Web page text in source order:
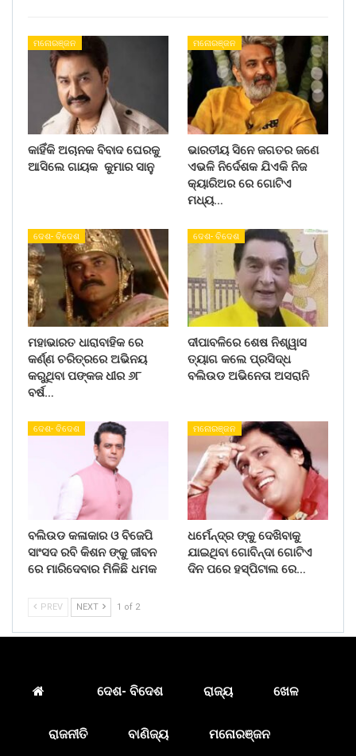
ମନୋରଞ୍ଜନ
କାହିଁକି ଅଚାନକ ବିବାଦ ଘେରକୁ
ଆସିଲେ ଗାୟକ କୁମାର ସାନୁ
ମନୋରଞ୍ଜନ
ଭାରତୀୟ ସିନେ ଜଗତର ଜଣେ
ଏଭଳି ନିର୍ଦେଶକ ଯିଏକି ନିଜ
କ୍ୟାରିଅର ରେ ଗୋଟିଏ
ମଧ୍ୟ…
ଦେଶ- ବିଦେଶ
ମହାଭାରତ ଧାରାବାହିକ ରେ
କର୍ଣ୍ଣ ଚରିତ୍ରରେ ଅଭିନୟ
କରୁଥିବା ପଙ୍କଜ ଧୀର ୬୮
ବର୍ଷ…
ଦେଶ- ବିଦେଶ
ଦୀପାବଳିରେ ଶେଷ ନିଶ୍ୱାସ
ତ୍ୟାଗ କଲେ ପ୍ରସିଦ୍ଧ
ବଲିଉଡ ଅଭିନେତା ଅସରାନି
ଦେଶ- ବିଦେଶ
ବଲିଉଡ କଳାକାର ଓ ବିଜେପି
ସାଂସଦ ରବି କିଶନ ଙ୍କୁ ଜୀବନ
ରେ ମାରିଦେବାର ମିଳିଛି ଧମକ
ମନୋରଞ୍ଜନ
ଧର୍ମେନ୍ଦ୍ର ଙ୍କୁ ଦେଖିବାକୁ
ଯାଇଥିବା ଗୋବିନ୍ଦା ଗୋଟିଏ
ଦିନ ପରେ ହସ୍ପିଟାଲ ରେ…
PREV NEXT 1 of 2
ଦେଶ- ବିଦେଶ ରାଜ୍ୟ ଖେଳ
ରାଜନୀତି ବାଣିଜ୍ୟ ମନୋରଞ୍ଜନ